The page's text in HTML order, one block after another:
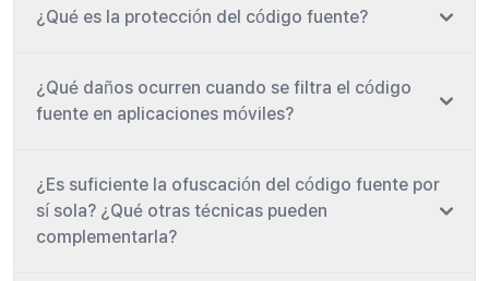
¿Qué es la protección del código fuente?
¿Qué daños ocurren cuando se filtra el código
fuente en aplicaciones móviles?
¿Es suficiente la ofuscación del código fuente por
sí sola? ¿Qué otras técnicas pueden
complementarla?